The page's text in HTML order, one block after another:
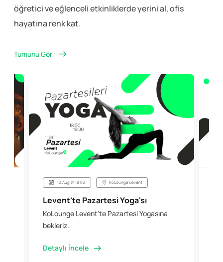
öğretici ve eğlencelietkinliklerde yerini al, ofis
hayatına renk kat.
Tümünü Gör
10 Aug @ 18:00 KoLounge Levent
Levent'te Pazartesi Yoga'sı
KoLounge Levent'te Pazartesi Yogasına
bekleriz.
Detaylı İncele